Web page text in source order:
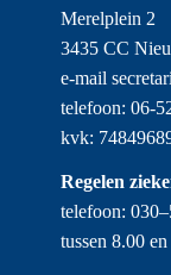
Merelplein 2
3435 CC
e-mail
telefoon: 06-
kvk:
Regelen
telefoon:
tussen 8.00